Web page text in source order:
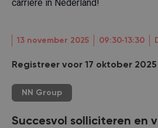
carrière in Nederland!
13 november 2025 09:30‐13:30
Registreer voor 17 oktober 2025
NN Group
Succesvol solliciteren en